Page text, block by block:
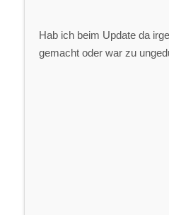
Hab ich beim Update da
gemacht oder war zu